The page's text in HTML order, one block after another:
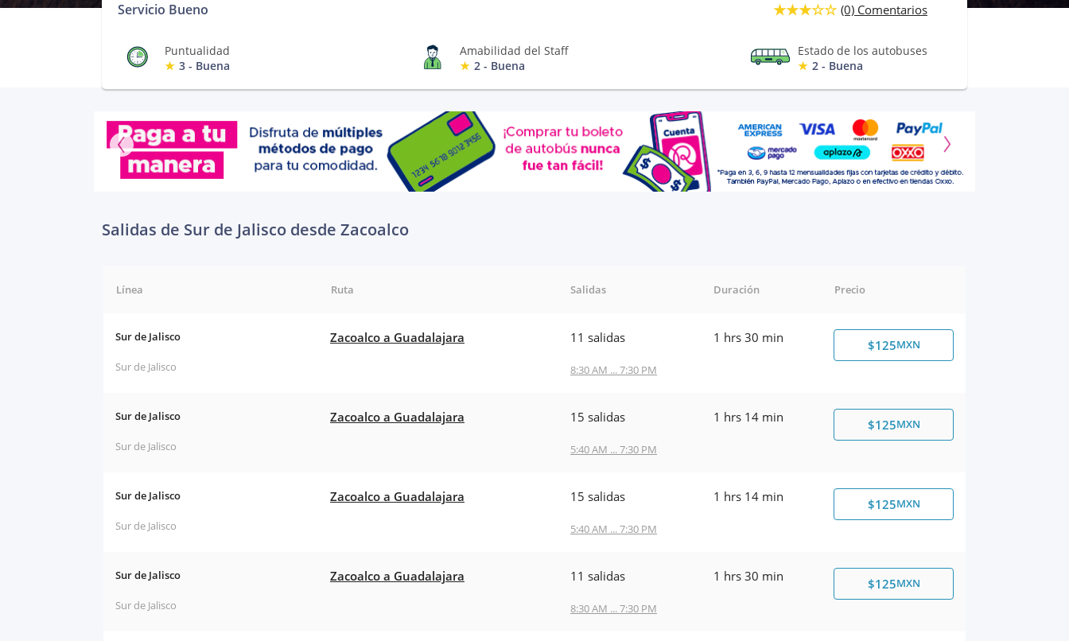
Servicio Bueno (0) Comentarios
Puntualidad
3 - Buena
Amabilidad del Staff
2 - Buena
Estado de los autobuses
2 - Buena
Salidas de Sur de Jalisco desde Zacoalco
Línea Ruta Salidas Duración Precio
Sur de Jalisco
Sur de Jalisco
Zacoalco a Guadalajara 11 salidas
8:30 AM ... 7:30 PM
1 hrs 30 min $125MXN
Sur de Jalisco
Sur de Jalisco
Zacoalco a Guadalajara 15 salidas
5:40 AM ... 7:30 PM
1 hrs 14 min $125MXN
Sur de Jalisco
Sur de Jalisco
Zacoalco a Guadalajara 15 salidas
5:40 AM ... 7:30 PM
1 hrs 14 min $125MXN
Sur de Jalisco
Sur de Jalisco
Zacoalco a Guadalajara 11 salidas
8:30 AM ... 7:30 PM
1 hrs 30 min $125MXN